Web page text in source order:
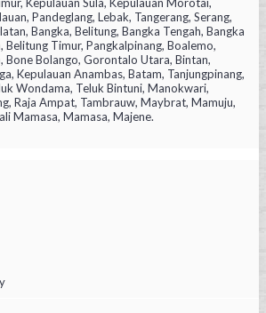
Pandeglang, Lebak, Tangerang, Serang,
Bangka, Belitung, Bangka Tengah, Bangka
Belitung Timur, Pangkalpinang, Boalemo,
Bolango, Gorontalo Utara, Bintan,
Kepulauan Anambas, Batam, Tanjungpinang,
Wondama, Teluk Bintuni, Manokwari,
Raja Ampat, Tambrauw, Maybrat, Mamuju,
Mamasa, Mamasa, Majene.